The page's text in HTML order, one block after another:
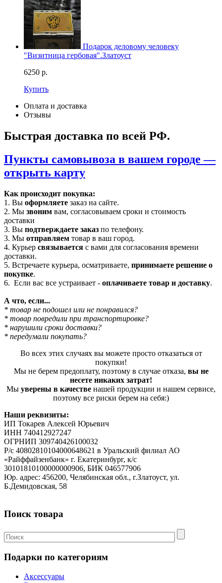
Подарок деловому человеку
"Визитница гербовая".Златоуст
6250 р.
Купить
Оплата и доставка
Отзывы
Быстрая доставка по всей РФ.
Пункты самовывоза в вашем городе —
открыть карту
Как происходит покупка:
1. Вы оформляете заказ на сайте.
2. Мы звоним вам, согласовываем сроки и стоимость
доставки
3. Вы подтверждаете заказ по телефону.
3. Мы отправляем товар в ваш город.
4. Курьер связывается с вами для согласования времени
доставки.
5. Встречаете курьера, осматриваете, принимаете решение о
покупке.
6. Если вас все устраивает - оплачиваете товар и доставку.
А что, если...
* товар не подошел или не понравился?
* товар повредили при транспортировке?
* нарушили сроки доставки?
* передумали покупать?
Во всех этих случаях вы можете просто отказаться от
покупки!
Мы не берем предоплату, поэтому в случае отказа, вы не
несете никаких затрат!
Мы уверены в качестве нашей продукции и нашем сервисе,
поэтому все риски берем на себя:)
Наши реквизиты:
ИП Токарев Алексей Юрьевич
ИНН 740412927247
ОГРНИП 309740426100032
Р/с 40802810104000648621 в Уральский филиал АО
«Райффайзенбанк» г. Екатеринбург, к/с
30101810100000000906, БИК 046577906
Юр. адрес: 456200, Челябинская обл., г.Златоуст, ул.
Б.Демидовская, 58
Поиск товара
Подарки по категориям
Аксессуары